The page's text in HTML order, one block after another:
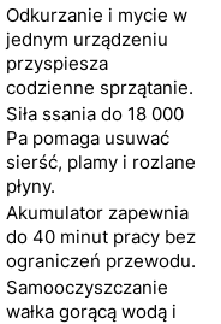
Odkurzanie i mycie w
jednym urządzeniu
przyspiesza
codzienne sprzątanie.
Siła ssania do 18 000
Pa pomaga usuwać
sierść, plamy i rozlane
płyny.
Akumulator zapewnia
do 40 minut pracy bez
ograniczeń przewodu.
Samooczyszczanie
wałka gorącą wodą i